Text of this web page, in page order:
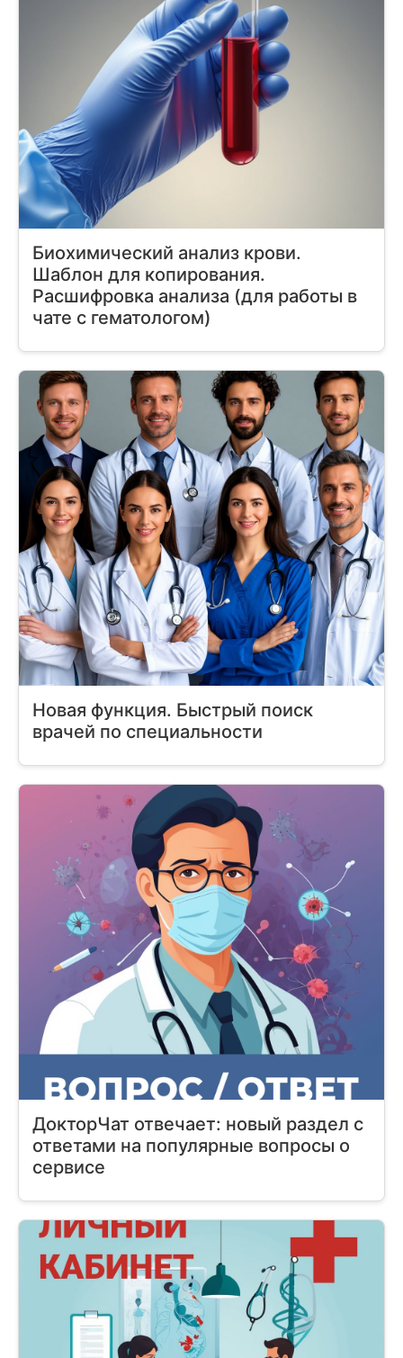
Биохимический анализ крови.
Шаблон для копирования.
Расшифровка анализа (для работы в
чате с гематологом)
Новая функция. Быстрый поиск
врачей по специальности
ДокторЧат отвечает: новый раздел с
ответами на популярные вопросы о
сервисе